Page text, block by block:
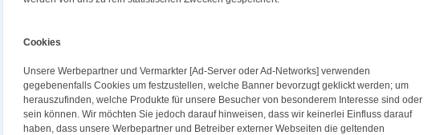
Cookies
Unsere Werbepartner und Vermarkter [Ad-Server oder Ad-Networks] verwenden
gegebenenfalls Cookies um festzustellen, welche Banner bevorzugt geklickt werden; um
herauszufinden, welche Produkte für unsere Besucher von besonderem Interesse sind oder
sein können. Wir möchten Sie jedoch darauf hinweisen, dass wir keinerlei Einfluss darauf
haben, dass unsere Werbepartner und Betreiber externer Webseiten die geltenden